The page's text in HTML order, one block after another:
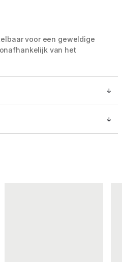
voor een geweldige
van het